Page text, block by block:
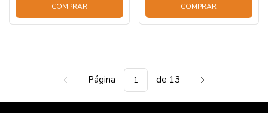
COMPRAR COMPRAR
Página de 13